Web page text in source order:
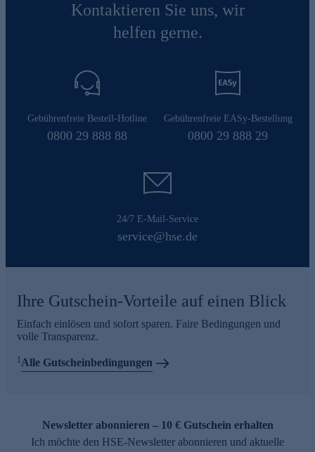
Kontaktieren Sie uns, wir
helfen gerne.
Gebührenfreie Bestell-Hotline
0800 29 888 88
Gebührenfreie EASy-Bestellung
0800 29 888 29
24/7 E-Mail-Service
service@hse.de
Ihre Gutschein-Vorteile auf einen Blick
Einfach einlösen und sofort sparen. Faire Bedingungen und
volle Transparenz.
1Alle Gutscheinbedingungen
Newsletter abonnieren – 10 € Gutschein erhalten
Ich möchte den HSE-Newsletter abonnieren und aktuelle